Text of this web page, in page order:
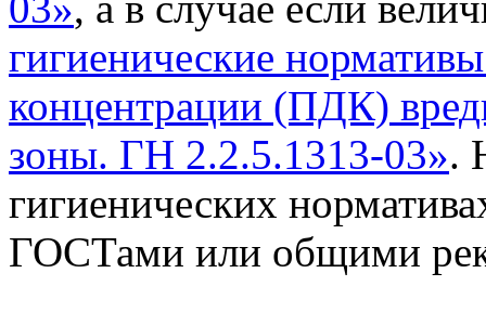
гигиенические
концентрации (ПДК)
зоны. ГН 2.2.5.1313-03».
гигиенических
ГОСТами или общими